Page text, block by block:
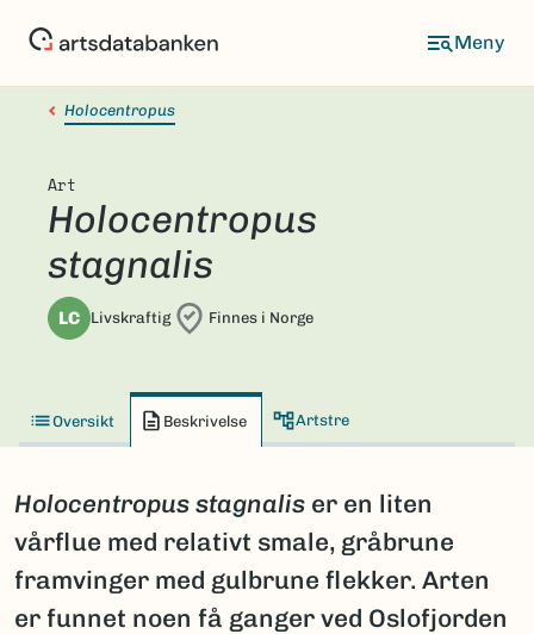
Holocentropus
Art
Holocentropus
stagnalis
LC Livskraftig Finnes i Norge
Oversikt Beskrivelse Artstre
Holocentropus stagnalis er en liten
vårflue med relativt smale, gråbrune
framvinger med gulbrune flekker. Arten
er funnet noen få ganger ved Oslofjorden